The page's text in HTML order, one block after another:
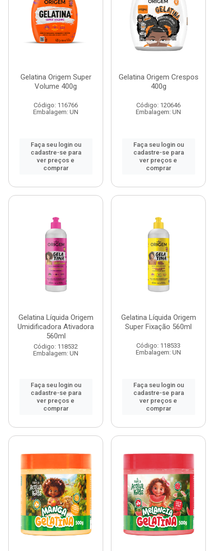
Gelatina Origem Super
Volume 400g
Código: 116766
Embalagem: UN
Faça seu login ou
cadastre-se para
ver preços e
comprar
Gelatina Origem Crespos
400g
Código: 120646
Embalagem: UN
Faça seu login ou
cadastre-se para
ver preços e
comprar
Gelatina Líquida Origem
Umidificadora Ativadora
560ml
Código: 118532
Embalagem: UN
Faça seu login ou
cadastre-se para
ver preços e
comprar
Gelatina Líquida Origem
Super Fixação 560ml
Código: 118533
Embalagem: UN
Faça seu login ou
cadastre-se para
ver preços e
comprar